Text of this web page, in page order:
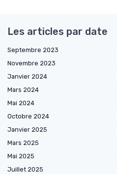
Les articles par date
Septembre 2023
Novembre 2023
Janvier 2024
Mars 2024
Mai 2024
Octobre 2024
Janvier 2025
Mars 2025
Mai 2025
Juillet 2025